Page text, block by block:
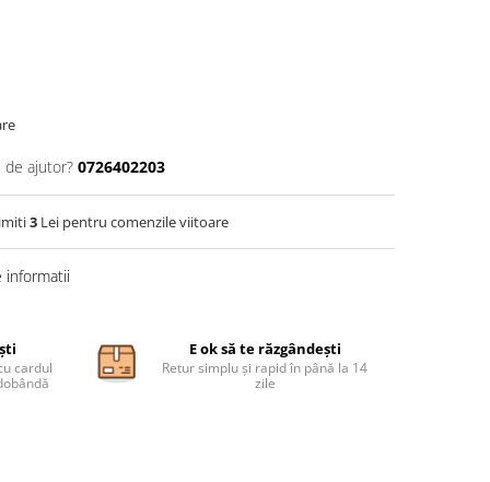
de ajutor? 0726402203
3 Lei pentru comenzile viitoare
informatii
cardul
E ok să te răzgândești
Retur simplu și rapid în până la 14
zile